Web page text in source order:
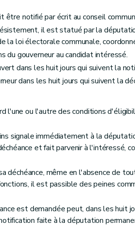
des bourgmestres et des échevins
conseils communaux
notifié par écrit au conseil
il est statué par la
la loi électorale communale,
du gouverneur au candidat intéressé.
dans les huit jours qui suivent la
dans les huit jours qui suivent la
l'une ou l'autre des conditions
signale immédiatement à la
et fait parvenir à l'intéressé,
déchéance, même en l'absence de
il est passible des peines
est demandée peut, dans les huit
faite à la députation